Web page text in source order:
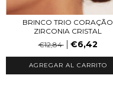
BRINCO TRIO CORAÇÃO
ZIRCONIA CRISTAL
€12,84
€6,42
AGREGAR AL CARRITO